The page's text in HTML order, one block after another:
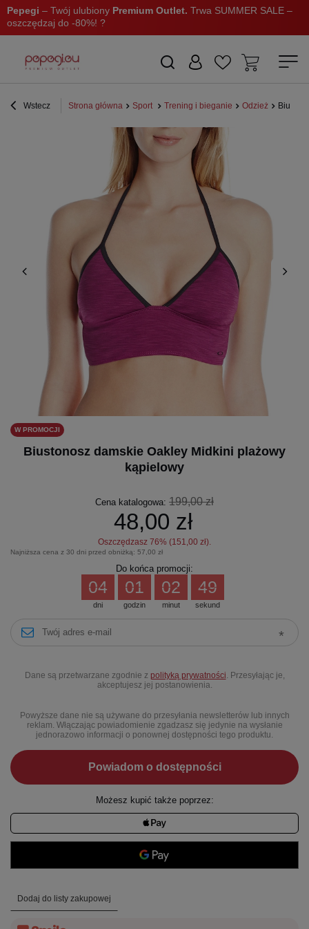
Pepegi – Twój ulubiony Premium Outlet. Trwa SUMMER SALE –
oszczędzaj do -80%! ?
Wstecz Strona główna Sport Trening i bieganie Odzież
W PROMOCJI
Biustonosz damskie Oakley Midkini plażowy
kąpielowy
Cena katalogowa: 199,00 zł
48,00 zł
Oszczędzasz 76% (151,00 zł).
Najniższa cena z 30 dni przed obniżką: 57,00 zł
Do końca promocji:
dni
04
godzin
01
minut
02
sekund
49
Dane są przetwarzane zgodnie z polityką prywatności . Przesyłając je,
akceptujesz jej postanowienia.
Powyższe dane nie są używane do przesyłania newsletterów lub innych
reklam. Włączając powiadomienie zgadzasz się jedynie na wysłanie
jednorazowo informacji o ponownej dostępności tego produktu.
Powiadom o dostępności
Możesz kupić także poprzez:
Dodaj do listy zakupowej